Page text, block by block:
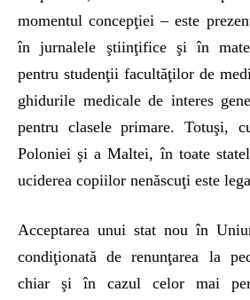
momentul concepţiei – este
în jurnalele ştiinţifice şi în
pentru studenţii facultăţilor de
ghidurile medicale de interes
pentru clasele primare. Totuşi,
Poloniei şi a Maltei, în toate
uciderea copiilor nenăscuţi este
Acceptarea unui stat nou în
condiţionată de renunţarea la
chiar şi în cazul celor mai